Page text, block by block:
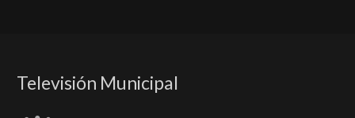
Televisión Municipal